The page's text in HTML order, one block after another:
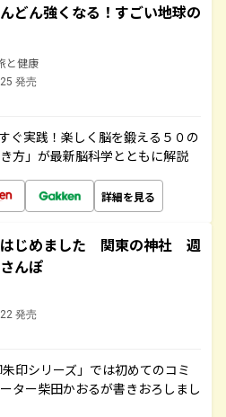
どん強くなる！すごい地球の
と健康
発売
ぐ実践！楽しく脳を鍛える５０の
方」が最新脳科学とともに解説
詳細を見る
じめました 関東の神社 週
んぽ
発売
印シリーズ」では初めてのコミ
ター柴田かおるが書きおろしまし